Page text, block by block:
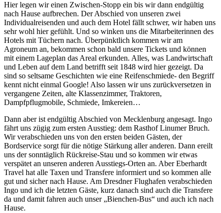
Hier legen wir einen Zwischen-Stopp ein bis wir dann endgültig
nach Hause aufbrechen. Der Abschied von unseren zwei
Individualreisenden und auch dem Hotel fällt schwer, wir haben uns
sehr wohl hier gefühlt. Und so winken uns die Mitarbeiterinnen des
Hotels mit Tüchern nach. Überpünktlich kommen wir am
Agroneum an, bekommen schon bald unsere Tickets und können
mit einem Lageplan das Areal erkunden. Alles, was Landwirtschaft
und Leben auf dem Land betrifft seit 1848 wird hier gezeigt. Da
sind so seltsame Geschichten wie eine Reifenschmiede- den Begriff
kennt nicht einmal Google! Also lassen wir uns zurückversetzen in
vergangene Zeiten, alte Klassenzimmer, Traktoren,
Dampfpflugmobile, Schmiede, Imkereien…
Dann aber ist endgültig Abschied von Mecklenburg angesagt. Ingo
fährt uns zügig zum ersten Ausstieg: dem Rasthof Linumer Bruch.
Wir verabschieden uns von den ersten beiden Gästen, der
Bordservice sorgt für die nötige Stärkung aller anderen. Dann ereilt
uns der sonntäglich Rückreise-Stau und so kommen wir etwas
verspätet an unseren anderen Ausstiegs-Orten an. Aber Eberhardt
Travel hat alle Taxen und Transfere informiert und so kommen alle
gut und sicher nach Hause. Am Dresdner Flughafen verabschieden
Ingo und ich die letzten Gäste, kurz danach sind auch die Transfere
da und damit fahren auch unser „Bienchen-Bus“ und auch ich nach
Hause.